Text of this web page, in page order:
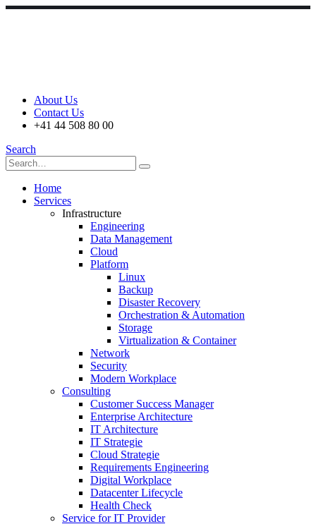
About Us
Contact Us
+41 44 508 80 00
Search
Home
Services
Infrastructure
Engineering
Data Management
Cloud
Platform
Linux
Backup
Disaster Recovery
Orchestration & Automation
Storage
Virtualization & Container
Network
Security
Modern Workplace
Consulting
Customer Success Manager
Enterprise Architecture
IT Architecture
IT Strategie
Cloud Strategie
Requirements Engineering
Digital Workplace
Datacenter Lifecycle
Health Check
Service for IT Provider